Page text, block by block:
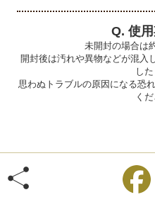
Q. 使
未開封の場合は
開封後は汚れや異物などが混入
し
思わぬトラブルの原因になる恐
くだ